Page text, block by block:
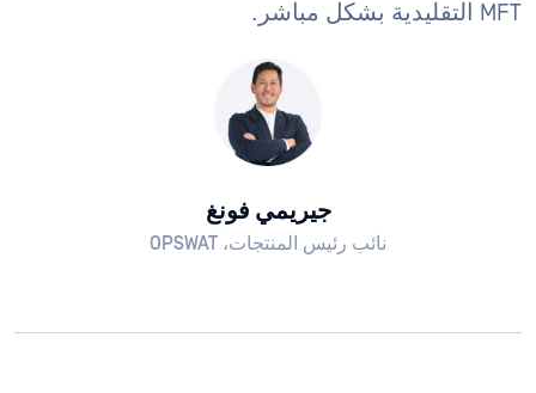
MFT التقليدية بشكل مباشر.
جيريمي فونغ
نائب رئيس المنتجات، OPSWAT